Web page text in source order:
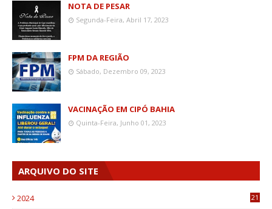
NOTA DE PESAR
Segunda-Feira, Abril 17, 2023
FPM DA REGIÃO
Sábado, Dezembro 09, 2023
VACINAÇÃO EM CIPÓ BAHIA
Quinta-Feira, Junho 01, 2023
ARQUIVO DO SITE
2024 21